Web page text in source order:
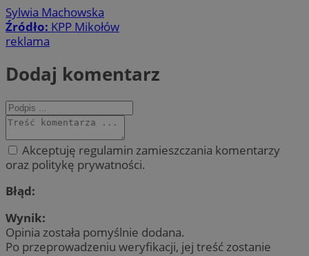
Sylwia Machowska
Źródło: KPP Mikołów
reklama
Dodaj komentarz
Akceptuję regulamin zamieszczania komentarzy
oraz politykę prywatności.
Błąd:
Wynik:
Opinia została pomyślnie dodana.
Po przeprowadzeniu weryfikacji, jej treść zostanie